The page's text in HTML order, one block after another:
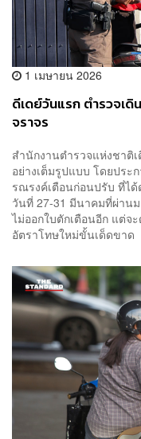
1 เมษายน 2026
ดีเดย์วันแรก ตำรวจเ
จราจร
สำนักงานตำรวจแห่งชาติ
อย่างเต็มรูปแบบ โดยประ
รณรงค์เตือนก่อนปรับ ที่ไ
วันที่ 27-31 มีนาคมที่ผ่าน
ไม่ออกใบตักเตือนอีก แต่จ
อัตราโทษใหม่ขั้นเด็ดขา